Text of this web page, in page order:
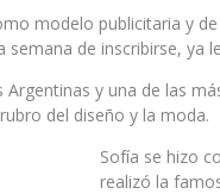
modelo publicitaria y
semana de inscribirse, ya
y una de las
del diseño y la moda.
Sofía se hizo
realizó la